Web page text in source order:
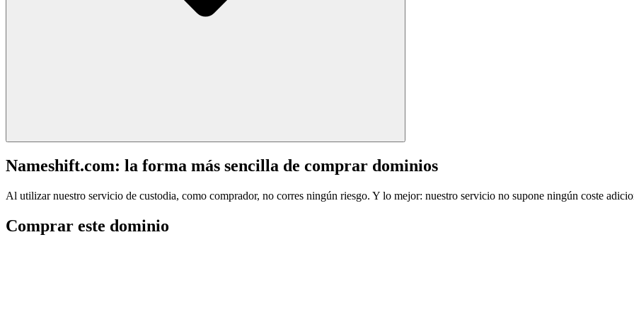
Nameshift.com: la forma más sencilla de comprar dominios
Al utilizar nuestro servicio de custodia, como comprador, no corres ningún riesgo. Y lo mejor: nuestro servicio no supone ningún coste
Comprar este dominio